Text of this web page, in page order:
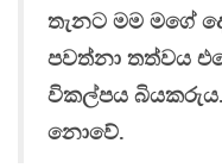
තැනට මම මගේ
පවත්නා තත්වය
විකල්පය
නොවේ.